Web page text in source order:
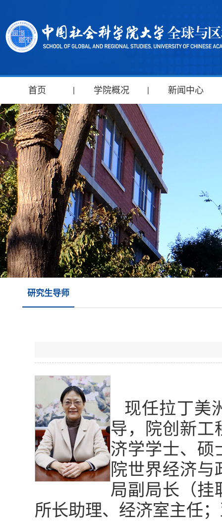
首页 学院概况 新闻中心
研究生导师
现任拉丁美
导，院创新工
济学学士、硕
院世界经济
局副局长（挂
所长助理、经济室主任